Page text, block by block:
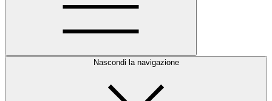
Nascondi la navigazione